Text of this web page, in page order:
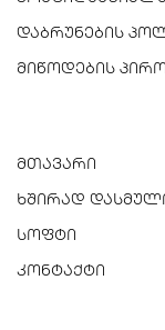
30mA (9.6V)
დაბრუნების
მიწოდების
მთავარი
ხშირად
სოფტი
კონტაქტი